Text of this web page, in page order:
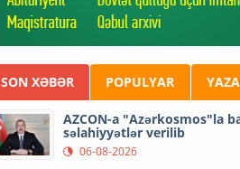
SON XƏBƏR POPULYAR
AZCON-a "Azərkosmos"la
səlahiyyətlər verilib
06-08-2026